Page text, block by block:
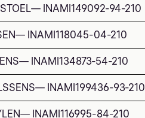
— INAMI 149092-94-210
— INAMI 118045-04-210
— INAMI 134873-54-210
— INAMI 199436-93-210
— INAMI 116995-84-210